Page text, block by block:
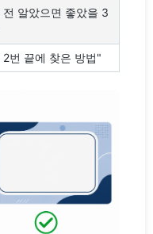
전 알았으면 좋았을 3
2번 끝에 찾은 방법"